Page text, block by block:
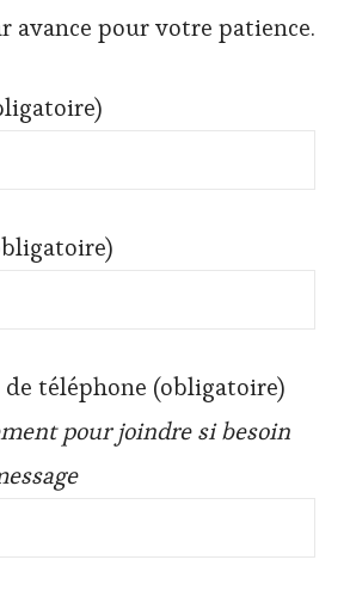
avance pour votre patience.
téléphone (obligatoire)
pour joindre si besoin